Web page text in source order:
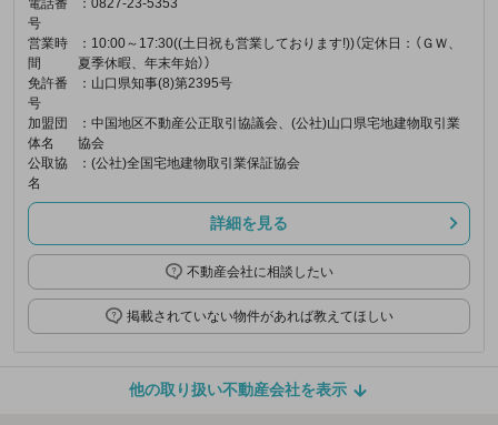
号
営業時
間
：10:00～17:30((土日祝も営業しております!))（定休日：（ＧＷ、
夏季休暇、年末年始））
免許番
号
：山口県知事(8)第2395号
加盟団
体名
：中国地区不動産公正取引協議会、(公社)山口県宅地建物取引業
協会
公取協
名
：(公社)全国宅地建物取引業保証協会
詳細を見る
不動産会社に相談したい
掲載されていない物件があれば教えてほしい
他の取り扱い不動産会社を表示